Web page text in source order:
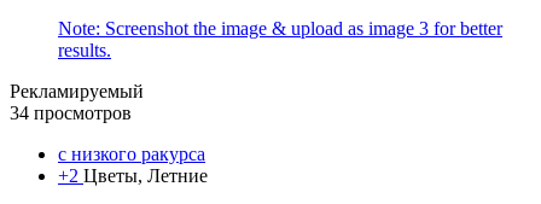
Note: Screenshot the image & upload as image 3 for better
results.
Рекламируемый
34 просмотров
с низкого ракурса
+2 Цветы, Летние